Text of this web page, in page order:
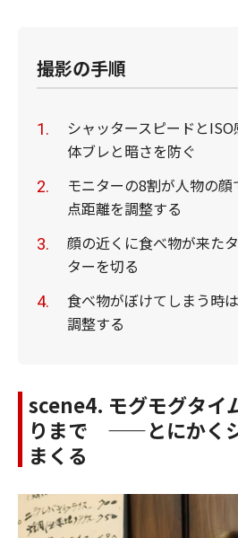
撮影の手順
シャッタースピードと
体ブレと暗さを防ぐ
モニターの8割が人物の
点距離を調整する
顔の近くに食べ物が来た
ターを切る
食べ物がぼけてしまう時
調整する
scene4. モグモグタイ
りまで ——とにかく
まくる